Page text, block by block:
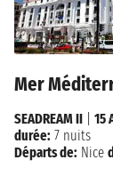
Mer
SEADREAM II
15
durée: 7 nuits
Départs de: Nice